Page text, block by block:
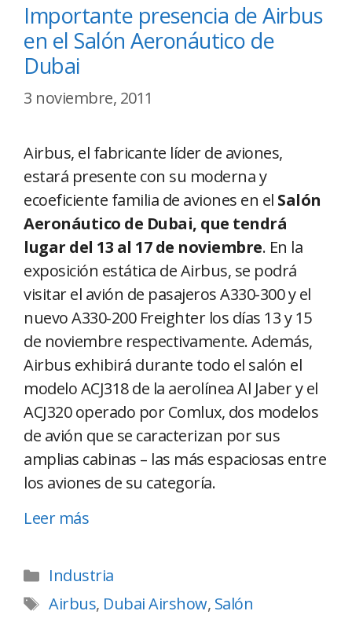
Importante presencia de Airbus
en el Salón Aeronáutico de
Dubai
3 noviembre, 2011
Airbus, el fabricante líder de aviones,
estará presente con su moderna y
ecoeficiente familia de aviones en el Salón
Aeronáutico de Dubai, que tendrá
lugar del 13 al 17 de noviembre. En la
exposición estática de Airbus, se podrá
visitar el avión de pasajeros A330-300 y el
nuevo A330-200 Freighter los días 13 y 15
de noviembre respectivamente. Además,
Airbus exhibirá durante todo el salón el
modelo ACJ318 de la aerolínea Al Jaber y el
ACJ320 operado por Comlux, dos modelos
de avión que se caracterizan por sus
amplias cabinas – las más espaciosas entre
los aviones de su categoría.
Leer más
Industria
Airbus, Dubai Airshow, Salón